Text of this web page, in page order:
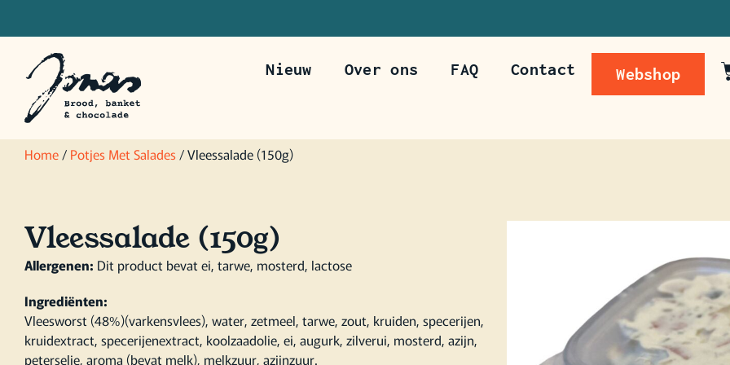
Bestel voor 20u om je bestelling de volgende dag op te halen
Nieuw Over ons FAQ Contact Webshop
Home/ Potjes Met Salades/ Vleessalade (150g)
Vleessalade (150g)
Allergenen: Dit product bevat ei, tarwe, mosterd, lactose
Ingrediënten:
Vleesworst (48%)(varkensvlees), water, zetmeel, tarwe, zout, kruiden, specerijen,
kruidextract, specerijenextract, koolzaadolie, ei, augurk, zilverui, mosterd, azijn,
peterselie, aroma (bevat melk), melkzuur, azijnzuur.